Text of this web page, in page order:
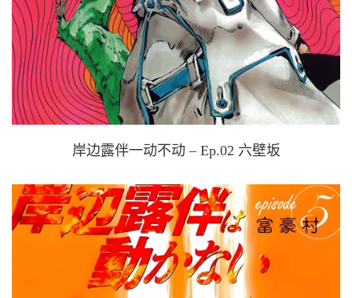
岸边露伴一动不动 – Ep.02 六壁坂